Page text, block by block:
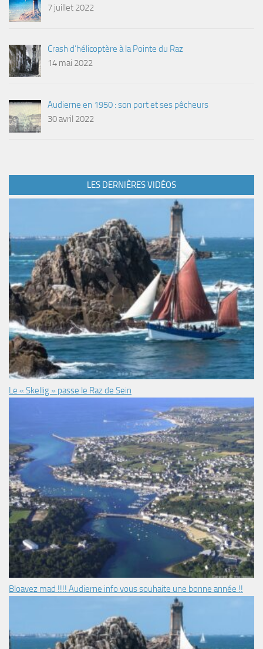
7 juillet 2022
Crash d’hélicoptère à la Pointe du Raz
14 mai 2022
Audierne en 1950 : son port et ses pêcheurs
30 avril 2022
LES DERNIÈRES VIDÉOS
Le « Skellig » passe le Raz de Sein
Bloavez mad !!!! Audierne info vous souhaite une bonne année !!